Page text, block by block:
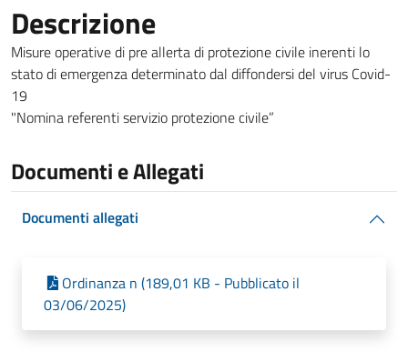
Descrizione
Misure operative di pre allerta di protezione civile inerenti lo
stato di emergenza determinato dal diffondersi del virus Covid-
19
"Nomina referenti servizio protezione civile”
Documenti e Allegati
Documenti allegati
Ordinanza n (189,01 KB - Pubblicato il
03/06/2025)